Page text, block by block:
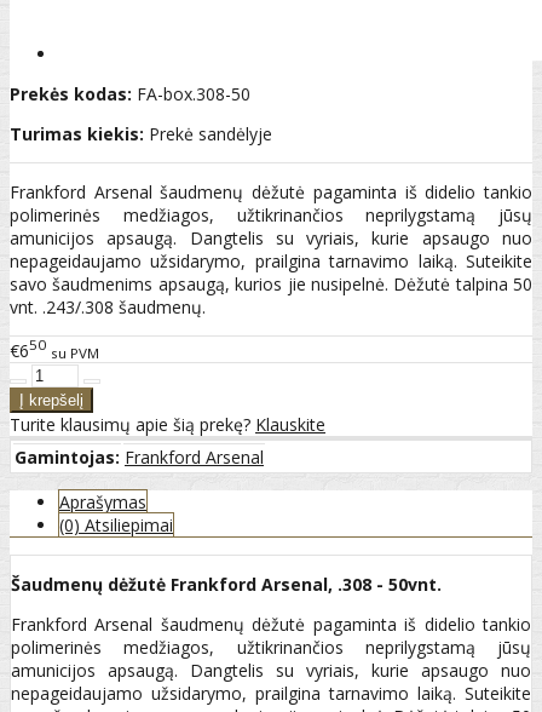
Prekės kodas: FA-box.308-50
Turimas kiekis: Prekė sandėlyje
Frankford Arsenal šaudmenų dėžutė pagaminta iš didelio tankio
polimerinės medžiagos, užtikrinančios neprilygstamą jūsų
amunicijos apsaugą. Dangtelis su vyriais, kurie apsaugo nuo
nepageidaujamo užsidarymo, prailgina tarnavimo laiką. Suteikite
savo šaudmenims apsaugą, kurios jie nusipelnė. Dėžutė talpina 50
vnt. .243/.308 šaudmenų.
€650 su PVM
Turite klausimų apie šią prekę? Klauskite
Gamintojas: Frankford Arsenal
Aprašymas
(0) Atsiliepimai
Šaudmenų dėžutė Frankford Arsenal, .308 - 50vnt.
Frankford Arsenal šaudmenų dėžutė pagaminta iš didelio tankio
polimerinės medžiagos, užtikrinančios neprilygstamą jūsų
amunicijos apsaugą. Dangtelis su vyriais, kurie apsaugo nuo
nepageidaujamo užsidarymo, prailgina tarnavimo laiką. Suteikite